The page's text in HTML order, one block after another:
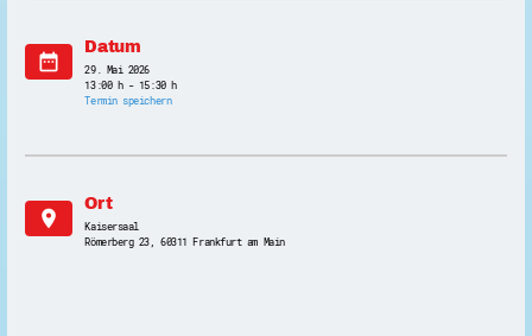
date_range
Datum
29. Mai 2026
13:00 h - 15:30 h
Termin speichern
location_on
Ort
Kaisersaal
Römerberg 23, 60311 Frankfurt am Main